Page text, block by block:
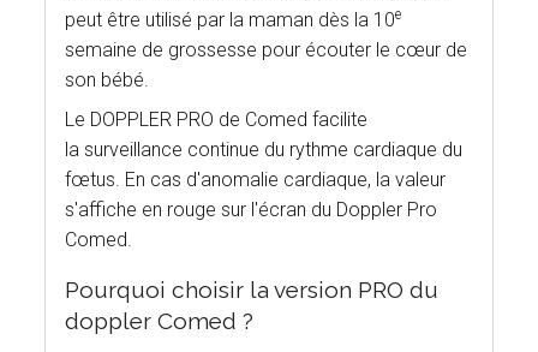
peut être utilisé par la maman dès la 10e
semaine de grossesse pour écouter le cœur de
son bébé.
Le DOPPLER PRO de Comed facilite
la surveillance continue du rythme cardiaque du
fœtus. En cas d'anomalie cardiaque, la valeur
s'affiche en rouge sur l'écran du Doppler Pro
Comed.
Pourquoi choisir la version PRO du
doppler Comed ?